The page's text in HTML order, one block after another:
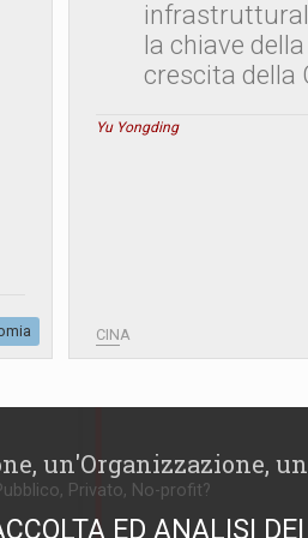
la chiave della
crescita della
Yu Yongding
CINA
un'Organizzazione,
Privato, No-profit?
ED ANALISI